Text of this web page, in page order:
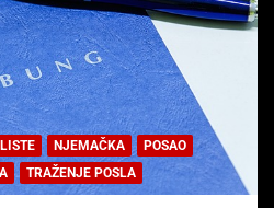
NJEMAČKA
POSAO
TRAŽENJE POSLA